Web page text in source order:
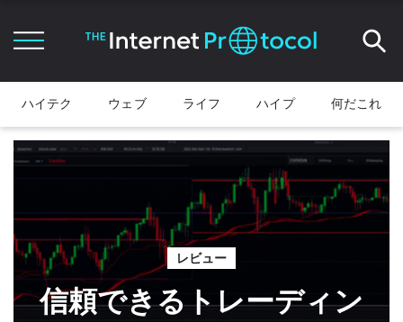
ハイテク ウェブ ライフ ハイプ 何だこれ
レビュー
信頼できるトレーディン